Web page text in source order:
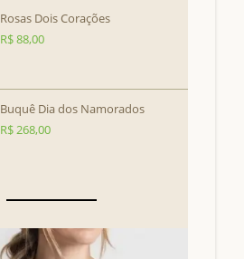
Rosas Dois Corações
R$88,00
Buquê Dia dos Namorados
R$268,00